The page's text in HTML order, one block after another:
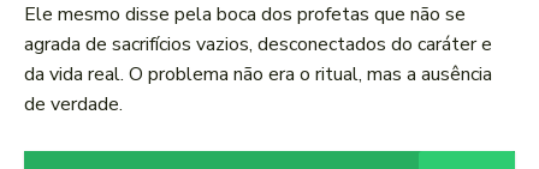
Ele mesmo disse pela boca dos profetas que não se
agrada de sacrifícios vazios, desconectados do caráter e
da vida real. O problema não era o ritual, mas a ausência
de verdade.